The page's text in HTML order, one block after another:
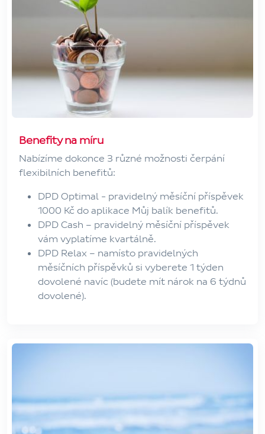
Benefity na míru
Nabízíme dokonce 3 různé možnosti čerpání
flexibilních benefitů:
DPD Optimal - pravidelný měsíční příspěvek
1000 Kč do aplikace Můj balík benefitů.
DPD Cash – pravidelný měsíční příspěvek
vám vyplatíme kvartálně.
DPD Relax – namísto pravidelných
měsíčních příspěvků si vyberete 1 týden
dovolené navíc (budete mít nárok na 6 týdnů
dovolené).